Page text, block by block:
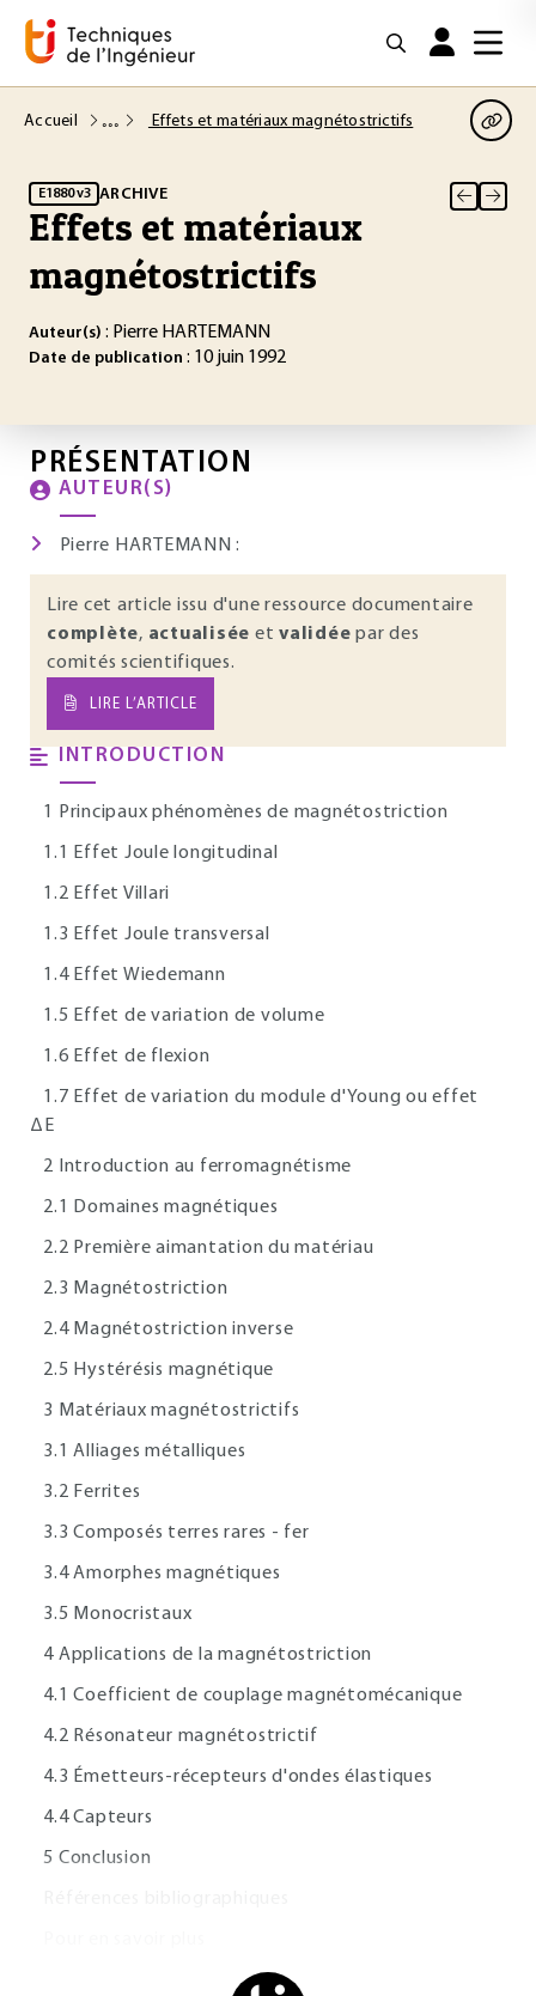
Accueil Effets et matériaux magnétostrictifs
E1880 v3 ARCHIVE
Effets et matériaux
magnétostrictifs
Auteur(s) : Pierre HARTEMANN
Date de publication : 10 juin 1992
PRÉSENTATION
AUTEUR(S)
Pierre HARTEMANN :
Lire cet article issu d'une ressource documentaire
complète, actualisée et validée par des
comités scientifiques.
LIRE L’ARTICLE
INTRODUCTION
1 Principaux phénomènes de magnétostriction
1.1 Effet Joule longitudinal
1.2 Effet Villari
1.3 Effet Joule transversal
1.4 Effet Wiedemann
1.5 Effet de variation de volume
1.6 Effet de flexion
1.7 Effet de variation du module d'Young ou effet
ΔE
2 Introduction au ferromagnétisme
2.1 Domaines magnétiques
2.2 Première aimantation du matériau
2.3 Magnétostriction
2.4 Magnétostriction inverse
2.5 Hystérésis magnétique
3 Matériaux magnétostrictifs
3.1 Alliages métalliques
3.2 Ferrites
3.3 Composés terres rares - fer
3.4 Amorphes magnétiques
3.5 Monocristaux
4 Applications de la magnétostriction
4.1 Coefficient de couplage magnétomécanique
4.2 Résonateur magnétostrictif
4.3 Émetteurs-récepteurs d'ondes élastiques
4.4 Capteurs
5 Conclusion